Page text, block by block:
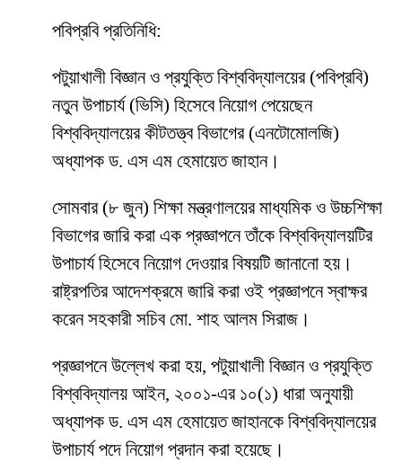
পবিপ্রবি প্রতিনিধি:
পটুয়াখালী বিজ্ঞান ও প্রযুক্তি বিশ্ববিদ্যালয়ের (পবিপ্রবি)
নতুন উপাচার্য (ভিসি) হিসেবে নিয়োগ পেয়েছেন
বিশ্ববিদ্যালয়ের কীটতত্ত্ব বিভাগের (এনটোমোলজি)
অধ্যাপক ড. এস এম হেমায়েত জাহান।
সোমবার (৮ জুন) শিক্ষা মন্ত্রণালয়ের মাধ্যমিক ও উচ্চশিক্ষা
বিভাগের জারি করা এক প্রজ্ঞাপনে তাঁকে বিশ্ববিদ্যালয়টির
উপাচার্য হিসেবে নিয়োগ দেওয়ার বিষয়টি জানানো হয়।
রাষ্ট্রপতির আদেশক্রমে জারি করা ওই প্রজ্ঞাপনে স্বাক্ষর
করেন সহকারী সচিব মো. শাহ আলম সিরাজ।
প্রজ্ঞাপনে উল্লেখ করা হয়, পটুয়াখালী বিজ্ঞান ও প্রযুক্তি
বিশ্ববিদ্যালয় আইন, ২০০১-এর ১০(১) ধারা অনুযায়ী
অধ্যাপক ড. এস এম হেমায়েত জাহানকে বিশ্ববিদ্যালয়ের
উপাচার্য পদে নিয়োগ প্রদান করা হয়েছে।